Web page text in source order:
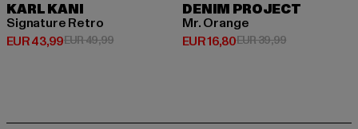
KARL KANI
Signature Retro
EUR 43,99
Derzeitiger Preis: EUR 43,99
EUR 49,99Aktionspreis: EUR 49,99
DENIM PROJECT
Mr. Orange
EUR 16,80
Derzeitiger Preis: EUR 16,80
EUR 39,99Aktionspreis: